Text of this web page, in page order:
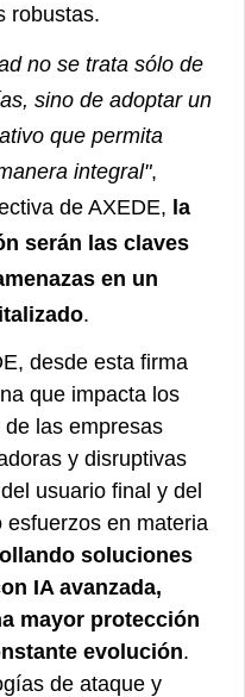
robustas.
no se trata sólo de
sino de adoptar un
que permita
integral",
de AXEDE, la
serán las claves
en un
.
desde esta firma
que impacta los
las empresas
y disruptivas
usuario final y del
en materia
soluciones
IA avanzada,
mayor protección
evolución.
de ataque y